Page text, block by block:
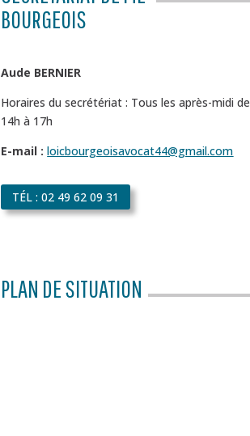
BOURGEOIS
Aude BERNIER
Horaires du secrétériat : Tous les après-midi de
14h à 17h
E-mail : loicbourgeoisavocat44@gmail.com
TÉL : 02 49 62 09 31
PLAN DE SITUATION